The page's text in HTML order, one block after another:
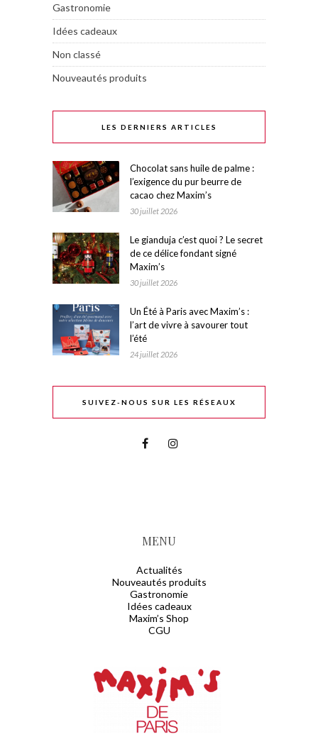
Gastronomie
Idées cadeaux
Non classé
Nouveautés produits
LES DERNIERS ARTICLES
Chocolat sans huile de palme :
l’exigence du pur beurre de
cacao chez Maxim’s
30 juillet 2026
Le gianduja c’est quoi ? Le secret
de ce délice fondant signé
Maxim’s
30 juillet 2026
Un Été à Paris avec Maxim’s :
l’art de vivre à savourer tout
l’été
24 juillet 2026
SUIVEZ-NOUS SUR LES RÉSEAUX
MENU
Actualités
Nouveautés produits
Gastronomie
Idées cadeaux
Maxim’s Shop
CGU